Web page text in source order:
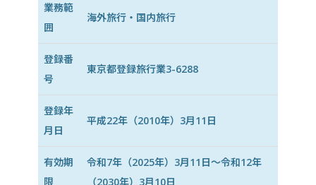
業務範
囲
海外旅行・国内旅行
登録番
号
東京都登録旅行業3-6288
登録年
月日
平成22年（2010年）3月11日
有効期
限
令和7年（2025年）3月11日〜令和12年
（2030年）3月10日